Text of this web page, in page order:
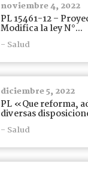
noviembre 4, 2022
PL 15461-12 –
Modifica la ley N°...
- Salud
diciembre 5, 2022
PL «Que reforma,
diversas
- Salud